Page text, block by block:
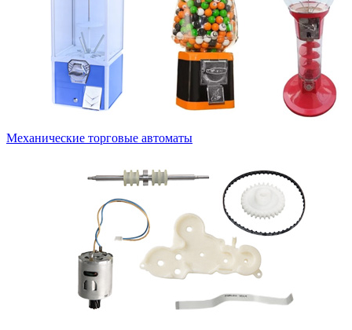
Механические торговые автоматы